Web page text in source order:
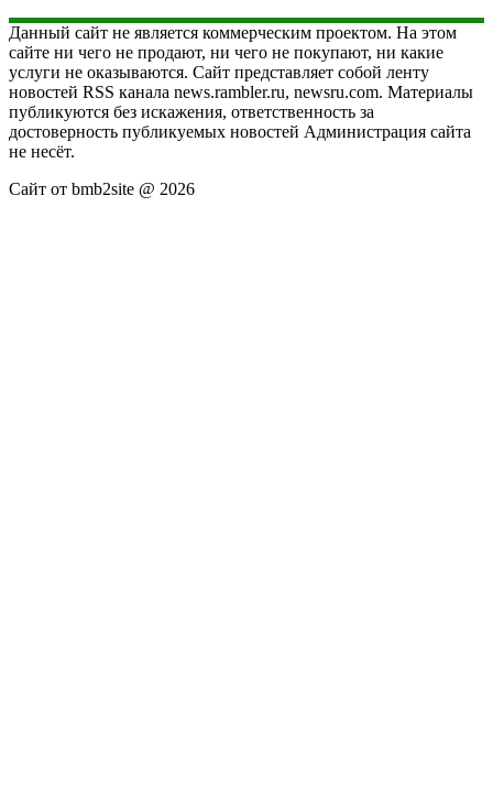
Данный сайт не является коммерческим проектом. На этом
сайте ни чего не продают, ни чего не покупают, ни какие
услуги не оказываются. Сайт представляет собой ленту
новостей RSS канала news.rambler.ru, newsru.com. Материалы
публикуются без искажения, ответственность за
достоверность публикуемых новостей Администрация сайта
не несёт.
Сайт от bmb2site @ 2026